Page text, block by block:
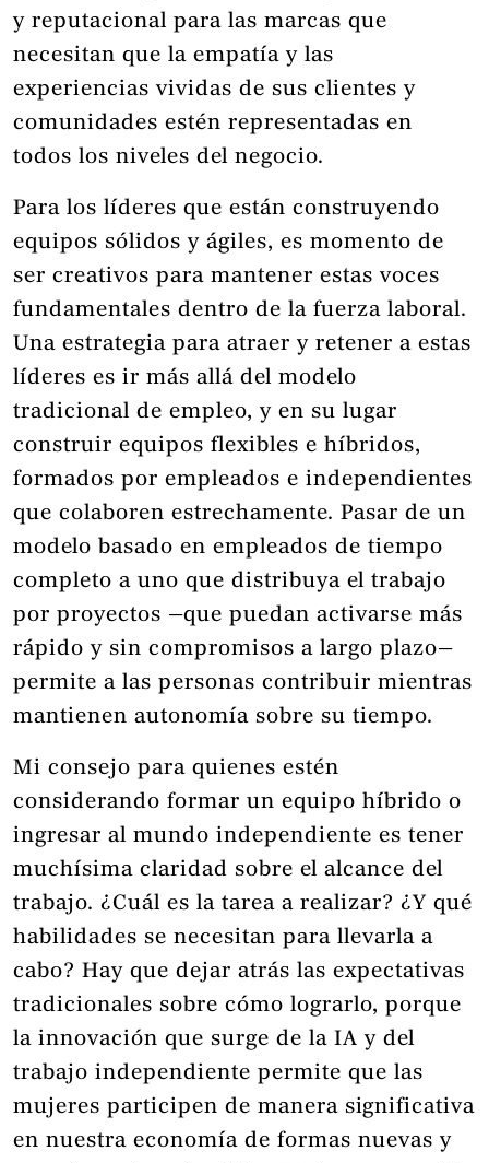
y reputacional para las marcas que
necesitan que la empatía y las
experiencias vividas de sus clientes y
comunidades estén representadas en
todos los niveles del negocio.
Para los líderes que están construyendo
equipos sólidos y ágiles, es momento de
ser creativos para mantener estas voces
fundamentales dentro de la fuerza laboral.
Una estrategia para atraer y retener a estas
líderes es ir más allá del modelo
tradicional de empleo, y en su lugar
construir equipos flexibles e híbridos,
formados por empleados e independientes
que colaboren estrechamente. Pasar de un
modelo basado en empleados de tiempo
completo a uno que distribuya el trabajo
por proyectos —que puedan activarse más
rápido y sin compromisos a largo plazo—
permite a las personas contribuir mientras
mantienen autonomía sobre su tiempo.
Mi consejo para quienes estén
considerando formar un equipo híbrido o
ingresar al mundo independiente es tener
muchísima claridad sobre el alcance del
trabajo. ¿Cuál es la tarea a realizar? ¿Y qué
habilidades se necesitan para llevarla a
cabo? Hay que dejar atrás las expectativas
tradicionales sobre cómo lograrlo, porque
la innovación que surge de la IA y del
trabajo independiente permite que las
mujeres participen de manera significativa
en nuestra economía de formas nuevas y